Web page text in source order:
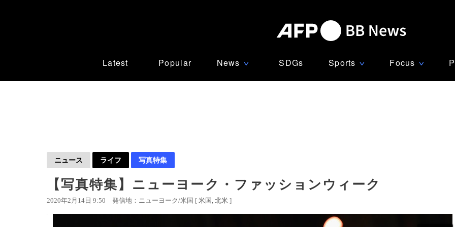
Latest Popular News ∨ SDGs Sports ∨ Focus ∨
ニュース ライフ 写真特集
【写真特集】ニューヨーク・ファッションウィーク
2020年2月14日 9:50 発信地：ニューヨーク/米国 [ 米国 北米 ]